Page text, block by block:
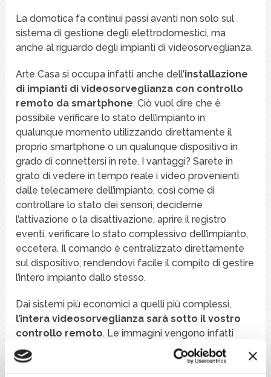
La domotica fa continui passi avanti non solo sul
sistema di gestione degli elettrodomestici, ma
anche al riguardo degli impianti di videosorveglianza.
Arte Casa si occupa infatti anche dell’installazione
di impianti di videosorveglianza con controllo
remoto da smartphone. Ciò vuol dire che è
possibile verificare lo stato dell’impianto in
qualunque momento utilizzando direttamente il
proprio smartphone o un qualunque dispositivo in
grado di connettersi in rete. I vantaggi? Sarete in
grato di vedere in tempo reale i video provenienti
dalle telecamere dell’impianto, così come di
controllare lo stato dei sensori, deciderne
l’attivazione o la disattivazione, aprire il registro
eventi, verificare lo stato complessivo dell’impianto,
eccetera. Il comando è centralizzato direttamente
sul dispositivo, rendendovi facile il compito di gestire
l’intero impianto dallo stesso.
Dai sistemi più economici a quelli più complessi,
l’intera videosorveglianza sarà sotto il vostro
controllo remoto. Le immagini vengono infatti
memorizzate, elaborate e trasmesse sui dispositivi
mobili. La diffusione sempre maggiore degli